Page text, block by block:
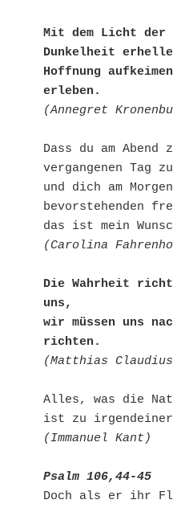
Mit dem Licht der
Dunkelheit
Hoffnung
erleben.
(Annegret
Dass du am
vergangenen Tag
und dich am
bevorstehenden
(Carolina
Die Wahrheit
uns,
wir müssen uns
richten.
(Matthias
Alles, was die
(Immanuel Kant)
Psalm 106,44-45
Doch als er ihr